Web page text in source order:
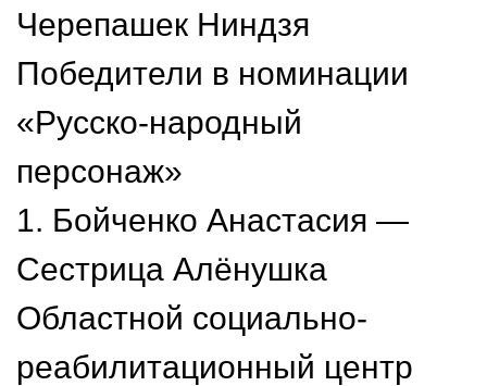
Черепашек Ниндзя
Победители в номинации
«Русско-народный
персонаж»
1. Бойченко Анастасия —
Сестрица Алёнушка
Областной социально-
реабилитационный центр